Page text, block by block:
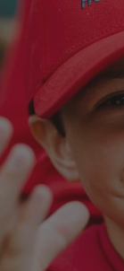
to main content